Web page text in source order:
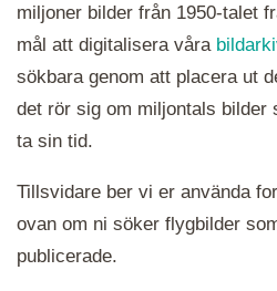
miljoner bilder från 1950-talet
mål att digitalisera våra
sökbara genom att placera ut
det rör sig om miljontals bilder
ta sin tid.
Tillsvidare ber vi er använda
ovan om ni söker flygbilder
publicerade.